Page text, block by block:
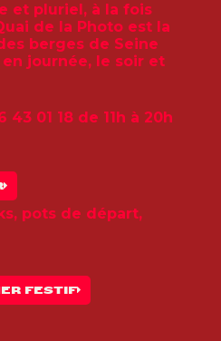
et pluriel, à la fois
de la Photo est la
berges de Seine
journée, le soir et
43 01 18 de 11h à 20h
pots de départ,
FESTIF